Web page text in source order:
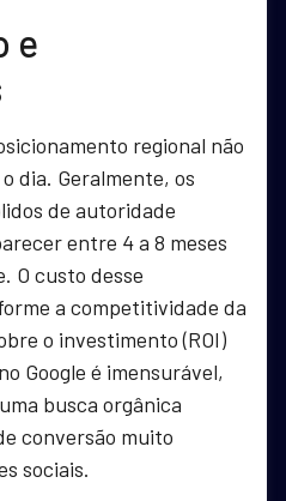
e
regional não
dia. Geralmente, os
de autoridade
entre 4 a 8 meses
O custo desse
a competitividade da
o investimento (ROI)
Google é imensurável,
busca orgânica
conversão muito
sociais.